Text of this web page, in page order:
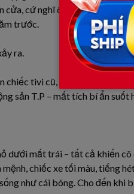
cứ nghĩ ông ốm nên chẳng
trước.
ra.
tivi cũ, cô gái bỗng chết
sản T.P – mất tích bí ẩn suốt
dưới mắt trái – tất cả khiến
chiếc xe tối màu, tiếng
như cái bóng. Cho đến khi